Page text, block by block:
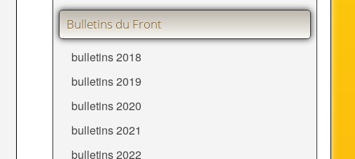
Bulletins du Front
bulletins 2018
bulletins 2019
bulletins 2020
bulletins 2021
bulletins 2022